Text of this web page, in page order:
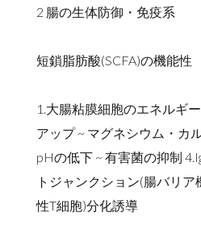
2 腸の生体防御・免疫系
短鎖脂肪酸(SCFA)の機能性
1.大腸粘膜細胞のエネルギ
アップ ~ マグネシウム・カ
pHの低下 ~ 有害菌の抑制
トジャンクション(腸バリア
性T細胞)分化誘導